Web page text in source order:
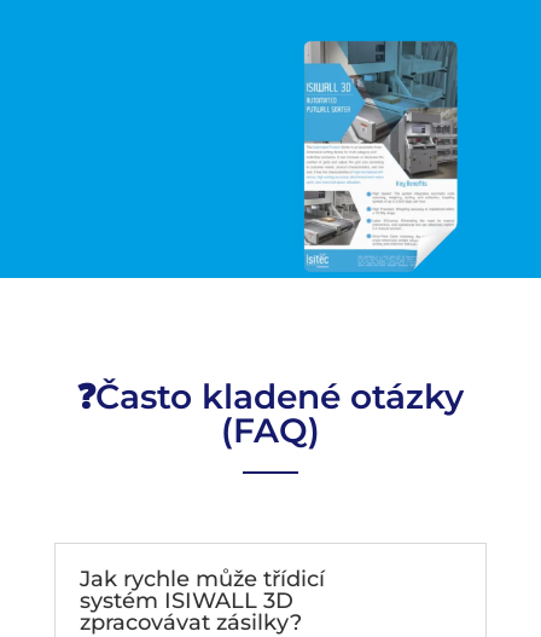
❓Často kladené otázky
(FAQ)
Jak rychle může třídicí
systém ISIWALL 3D
zpracovávat zásilky?